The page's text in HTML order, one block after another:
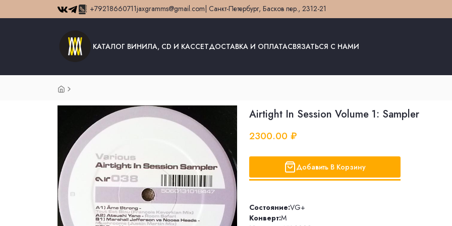
+79218660711jaxgramms@gmail.com | Санкт-Петербург, Басков пер., 2312-21
КАТАЛОГ ВИНИЛА, CD И КАССЕТДОСТАВКА И ОПЛАТАСВЯЗАТЬСЯ С НАМИ
Airtight In Session Volume 1: Sampler
2300.00 ₽
Добавить В Корзину
Состояние:VG+
Конверт:M